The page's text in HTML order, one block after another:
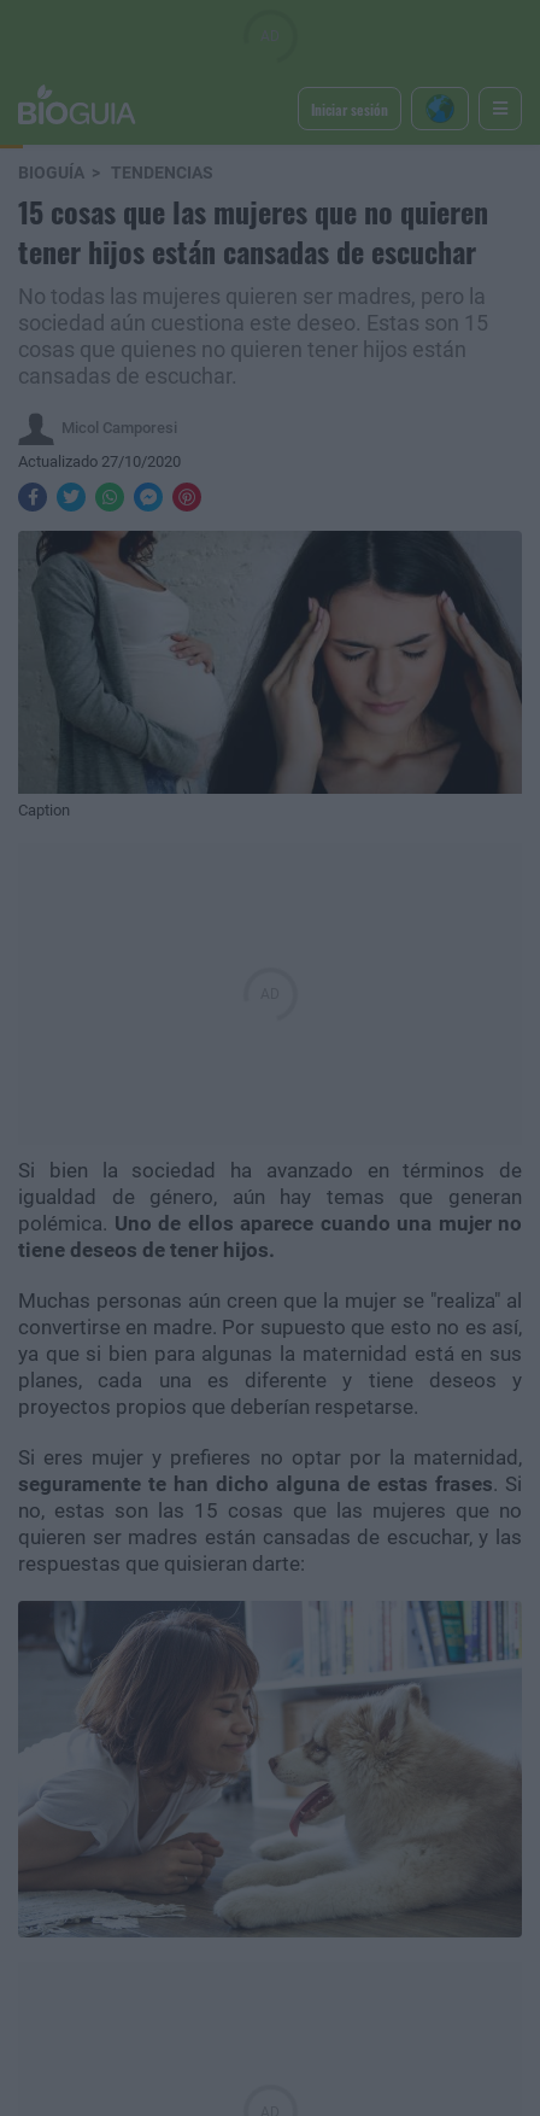
Iniciar sesión
BIOGUÍA TENDENCIAS
15 cosas que las mujeres que no quieren
tener hijos están cansadas de escuchar
No todas las mujeres quieren ser madres, pero la
sociedad aún cuestiona este deseo. Estas son 15
cosas que quienes no quieren tener hijos están
cansadas de escuchar.
Micol Camporesi
Actualizado 27/10/2020
Caption
Si bien la sociedad ha avanzado en términos de
igualdad de género, aún hay temas que generan
polémica. Uno de ellos aparece cuando una mujer no
tiene deseos de tener hijos.
Muchas personas aún creen que la mujer se "realiza" al
convertirse en madre. Por supuesto que esto no es así,
ya que si bien para algunas la maternidad está en sus
planes, cada una es diferente y tiene deseos y
proyectos propios que deberían respetarse.
Si eres mujer y prefieres no optar por la maternidad,
seguramente te han dicho alguna de estas frases. Si
no, estas son las 15 cosas que las mujeres que no
quieren ser madres están cansadas de escuchar, y las
respuestas que quisieran darte: